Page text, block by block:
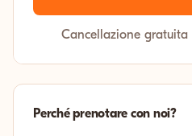
Cancellazione
Perché prenotare con noi?